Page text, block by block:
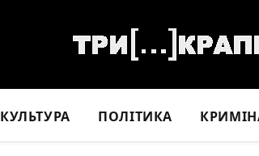
КУЛЬТУРА ПОЛІТИКА